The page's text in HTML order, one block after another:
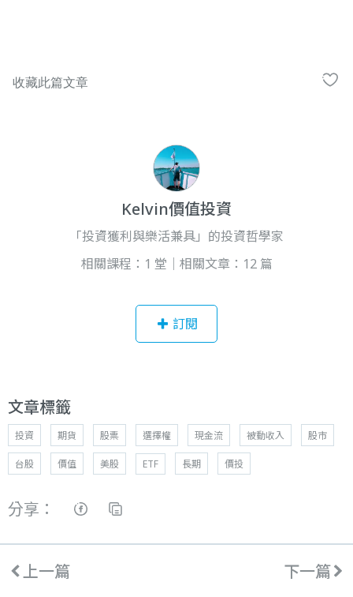
Kelvin價值投資
「投資獲利與樂活兼具」的投資哲學家
相關課程：1 堂｜相關文章：12 篇
訂閱
文章標籤
投資 期貨 股票 選擇權 現金流 被動收入 股市
台股 價值 美股 ETF 長期 價投
分享：
上一篇
下一篇